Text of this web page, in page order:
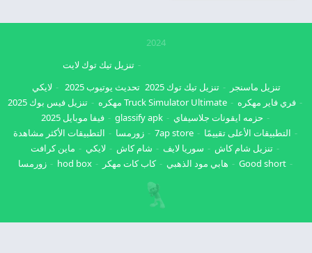
2024
تنزيل ماسنجر تنزيل تيك توك 2025
تنزيل تيك توك لايت
تحديث يوتيوب 2025
لايكي
فري فاير مهكره
Truck Simulator Ultimate مهكره
تنزيل فيس بوك 2025
حزمه ايقونات جلاسيفاي
glassify apk
فيفا موبايل 2025
التطبيقات الأعلى تقييمًا
7ap store زورمسا
التطبيقات الأكثر مشاهدة
تنزيل شام كاش
سوريا لايف شام كاش لايكي
ماين كرافت
Good short
هابي مود الذهبي كاب كات مهكر hod box زورمسا